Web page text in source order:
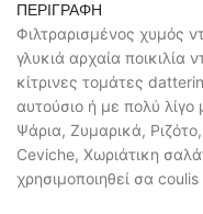
ΠΕΡΙΓΡΑΦΉ
Φιλτραρισμένος χυμός
γλυκιά αρχαία ποικιλία
κίτρινες τομάτες
αυτούσιο ή με πολύ
Ψάρια, Ζυμαρικά,
Ceviche, Χωριάτικη
χρησιμοποιηθεί σα